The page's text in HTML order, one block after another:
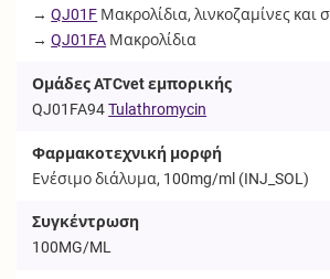
→QJ01F Μακρολίδια, λινκοζαμίνες και
→QJ01FA Μακρολίδια
Ομάδες ATCvet εμπορικής
QJ01FA94Tulathromycin
Φαρμακοτεχνική μορφή
Ενέσιμο διάλυμα, 100mg/ml (INJ_SOL)
Συγκέντρωση
100MG/ML